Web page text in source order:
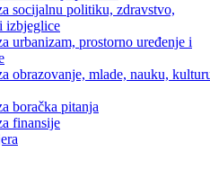
privredu
pravosuđe, upravu i radne odnose
unutrašnje poslove
socijalnu politiku, zdravstvo,
izbjeglice
urbanizam, prostorno uređenje i
obrazovanje, mlade, nauku,
boračka pitanja
finansije